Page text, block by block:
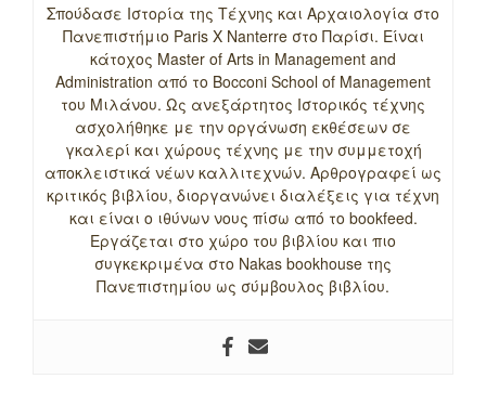
Σπούδασε Ιστορία της Τέχνης και Αρχαιολογία στο
Πανεπιστήμιο Paris X Nanterre στο Παρίσι. Είναι
κάτοχος Master of Arts in Management and
Administration από το Bocconi School of Management
του Μιλάνου. Ως ανεξάρτητος Ιστορικός τέχνης
ασχολήθηκε με την οργάνωση εκθέσεων σε
γκαλερί και χώρους τέχνης με την συμμετοχή
αποκλειστικά νέων καλλιτεχνών. Αρθρογραφεί ως
κριτικός βιβλίου, διοργανώνει διαλέξεις για τέχνη
και είναι ο ιθύνων νους πίσω από το bookfeed.
Εργάζεται στο χώρο του βιβλίου και πιο
συγκεκριμένα στο Nakas bookhouse της
Πανεπιστημίου ως σύμβουλος βιβλίου.